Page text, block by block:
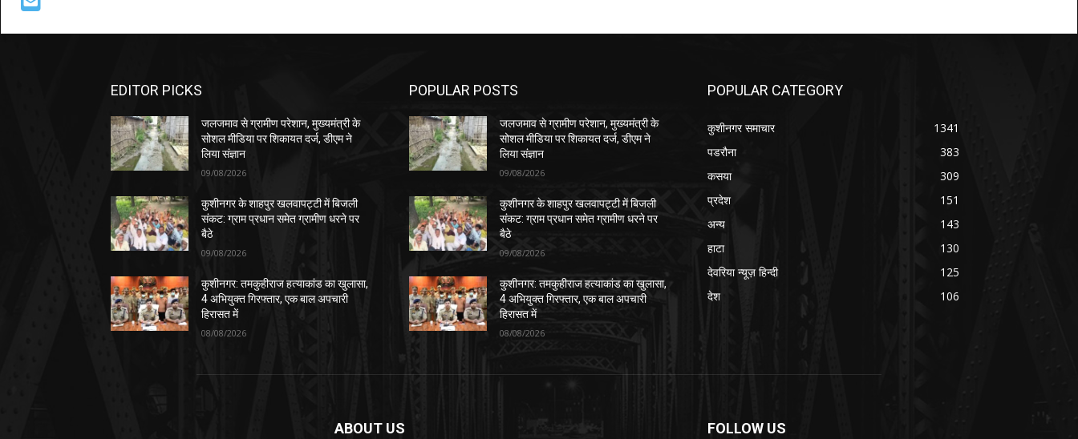
EDITOR PICKS
जलजमाव से ग्रामीण परेशान, मुख्यमंत्री के
सोशल मीडिया पर शिकायत दर्ज, डीएम ने
लिया संज्ञान
09/08/2026
कुशीनगर के शाहपुर खलवापट्टी में बिजली
संकट: ग्राम प्रधान समेत ग्रामीण धरने पर
बैठे
09/08/2026
कुशीनगर: तमकुहीराज हत्याकांड का खुलासा,
4 अभियुक्त गिरफ्तार, एक बाल अपचारी
हिरासत में
08/08/2026
POPULAR POSTS
जलजमाव से ग्रामीण परेशान, मुख्यमंत्री के
सोशल मीडिया पर शिकायत दर्ज, डीएम ने
लिया संज्ञान
09/08/2026
कुशीनगर के शाहपुर खलवापट्टी में बिजली
संकट: ग्राम प्रधान समेत ग्रामीण धरने पर
बैठे
09/08/2026
कुशीनगर: तमकुहीराज हत्याकांड का खुलासा,
4 अभियुक्त गिरफ्तार, एक बाल अपचारी
हिरासत में
08/08/2026
POPULAR CATEGORY
कुशीनगर समाचार
1341
पडरौना
383
कसया
309
प्रदेश
151
अन्य
143
हाटा
130
देवरिया न्यूज़ हिन्दी
125
देश
106
ABOUT US FOLLOW US